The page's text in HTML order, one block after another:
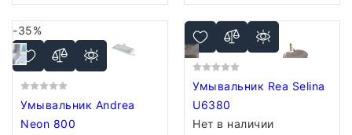
-35%
Умывальник Andrea
Neon 800
Умывальник Rea Selina
U6380
Нет в наличии